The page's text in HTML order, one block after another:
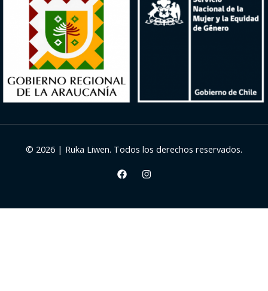
© 2026 | Ruka Liwen. Todos los derechos reservados.